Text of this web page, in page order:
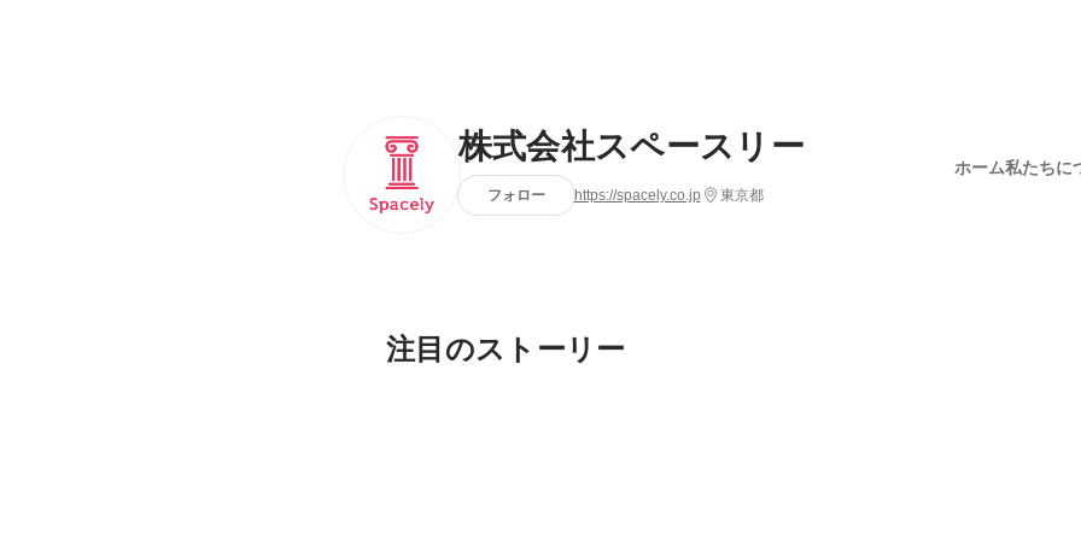
株式会社スペースリー
フォロー https://spacely.co.jp 東京都
ホーム私たちに
注目のストーリー